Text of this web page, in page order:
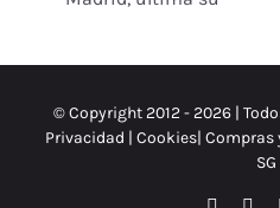
© Copyright 2012 -2026 |
Privacidad | Cookies| Compras
SG